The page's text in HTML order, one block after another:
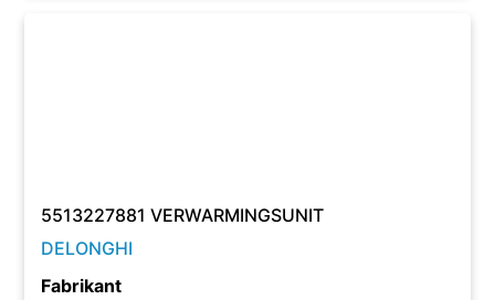
5513227881 VERWARMINGSUNIT
DELONGHI
Fabrikant